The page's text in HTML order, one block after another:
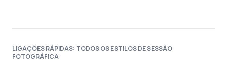
LIGAÇÕES RÁPIDAS: TODOS OS ESTILOS DE SESSÃO
FOTOGRÁFICA